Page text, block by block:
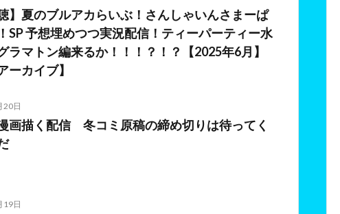
】夏のブルアカらいぶ！さんしゃいんさまーぱ
SP 予想埋めつつ実況配信！ティーパーティー水
ラマトン編来るか！！！？！？【2025年6月】
ーカイブ】
20日
画描く配信 冬コミ原稿の締め切りは待ってく
19日